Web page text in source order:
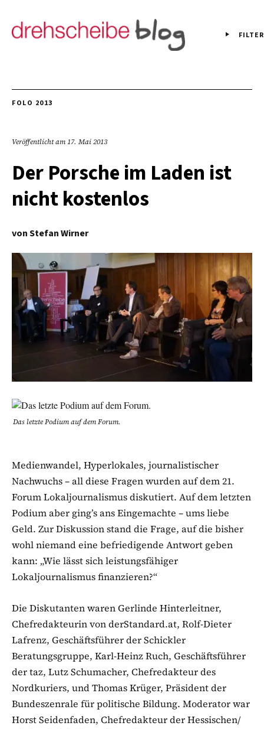
FILTER
FOLO 2013
Veröffentlicht am17. Mai 2013
Der Porsche im Laden ist
nicht kostenlos
vonStefan Wirner
Das letzte Podium auf dem Forum.
Medienwandel, Hyperlokales, journalistischer
Nachwuchs – all diese Fragen wurden auf dem 21.
Forum Lokaljournalismus diskutiert. Auf dem letzten
Podium aber ging’s ans Eingemachte – ums liebe
Geld. Zur Diskussion stand die Frage, auf die bisher
wohl niemand eine befriedigende Antwort geben
kann: „Wie lässt sich leistungsfähiger
Lokaljournalismus finanzieren?“
Die Diskutanten waren Gerlinde Hinterleitner,
Chefredakteurin von derStandard.at, Rolf-Dieter
Lafrenz, Geschäftsführer der Schickler
Beratungsgruppe, Karl-Heinz Ruch, Geschäftsführer
der taz, Lutz Schumacher, Chefredakteur des
Nordkuriers, und Thomas Krüger, Präsident der
Bundeszenrale für politische Bildung. Moderator war
Horst Seidenfaden, Chefredakteur der Hessischen/